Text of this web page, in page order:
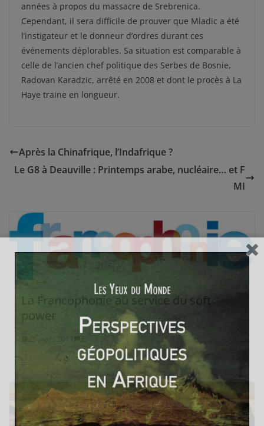
années à propos du massacre de Srebrenica.
Cependant, il sera difficile de prouver que Mladic a été
l’instigateur et le donneur d’ordres durant ces
événements déplorables. Sa situation est comparable à
celle de l’ancien chef politique des Serbes de Bosnie,
Radovan Karadzic, arrêté en 2008 et dont le procès à La
Haye traine en longueur.
Après la Chinafrique, l’Indafrique ?
Le G8 à Deauville : Printemps arabe, nucléaire… et F
MI
La Francophonie au service du soft
power
25 mars 2017